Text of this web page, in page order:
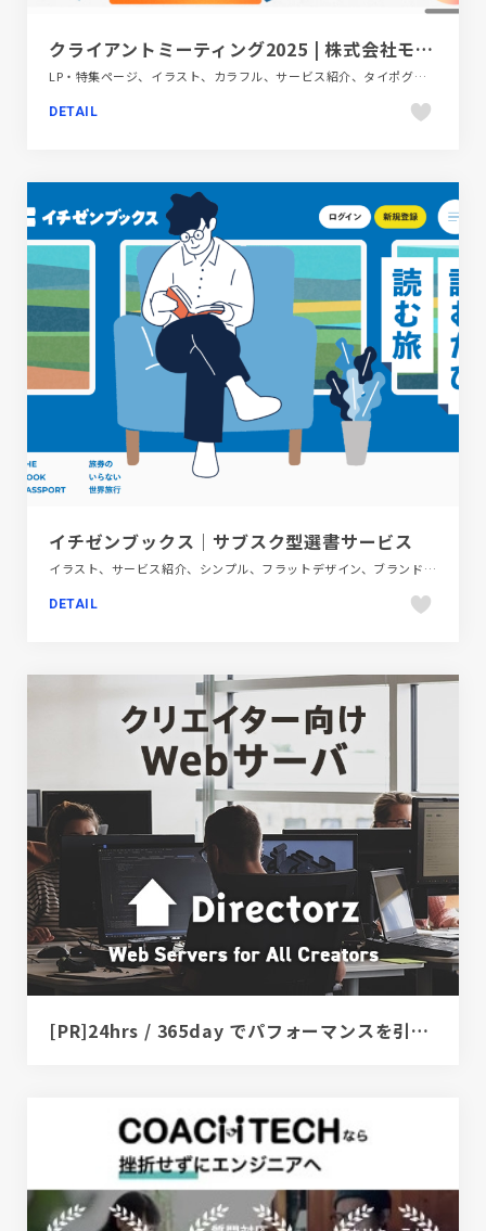
クライアントミーティング2025 | 株式会社モノモード
LP・特集ページ、イラスト、カラフル、サービス紹介、タイポグラフィー、ポップ
DETAIL
イチゼンブックス｜サブスク型選書サービス
イラスト、サービス紹介、シンプル、フラットデザイン、ブランド・サービスサイト、ブルー系
DETAIL
[PR]24hrs / 365day でパフォーマンスを引き出すサーバ